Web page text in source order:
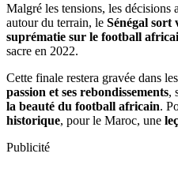
Malgré les tensions, les décisions
autour du terrain, le Sénégal sort
suprématie sur le football
sacre en 2022.
Cette finale restera gravée dans
passion et ses rebondissements,
la beauté du football africain.
historique, pour le Maroc, une
Publicité